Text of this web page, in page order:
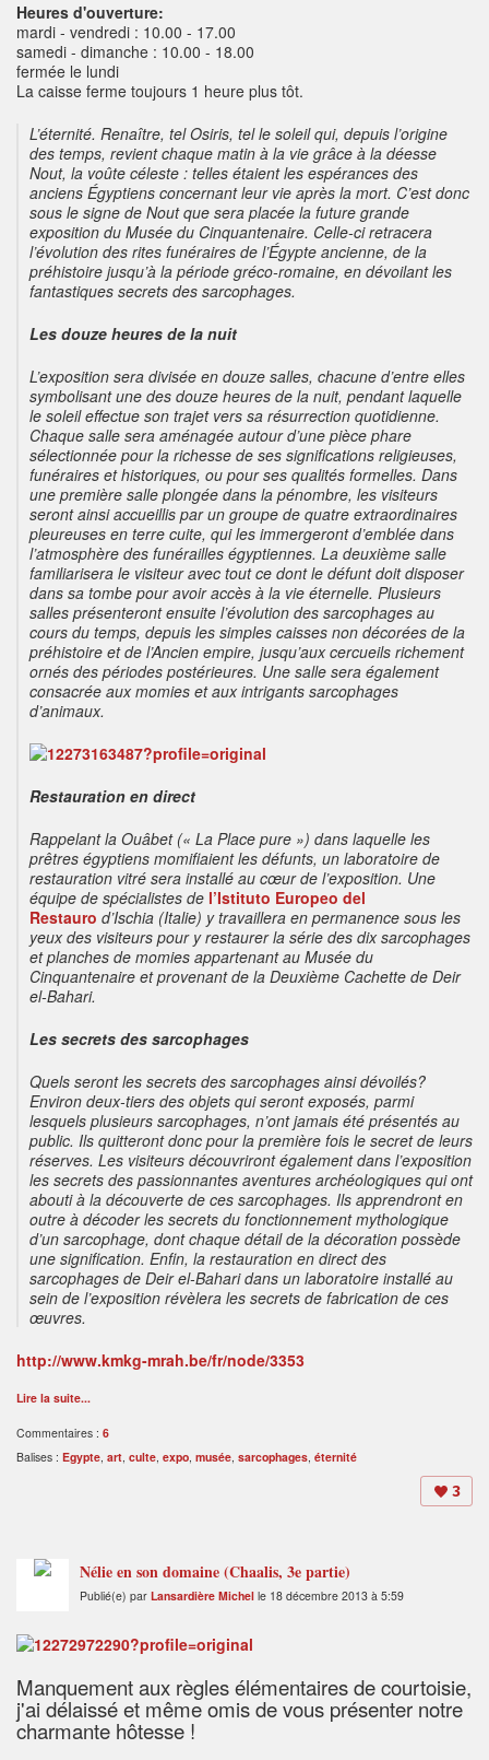
Heures d'ouverture:
mardi - vendredi : 10.00 - 17.00
samedi - dimanche : 10.00 - 18.00
fermée le lundi
La caisse ferme toujours 1 heure plus tôt.
L’éternité. Renaître, tel Osiris, tel le soleil qui, depuis l’origine
des temps, revient chaque matin à la vie grâce à la déesse
Nout, la voûte céleste : telles étaient les espérances des
anciens Égyptiens concernant leur vie après la mort. C’est donc
sous le signe de Nout que sera placée la future grande
exposition du Musée du Cinquantenaire. Celle-ci retracera
l’évolution des rites funéraires de l’Égypte ancienne, de la
préhistoire jusqu’à la période gréco-romaine, en dévoilant les
fantastiques secrets des sarcophages.
Les douze heures de la nuit
L’exposition sera divisée en douze salles, chacune d’entre elles
symbolisant une des douze heures de la nuit, pendant laquelle
le soleil effectue son trajet vers sa résurrection quotidienne.
Chaque salle sera aménagée autour d’une pièce phare
sélectionnée pour la richesse de ses significations religieuses,
funéraires et historiques, ou pour ses qualités formelles. Dans
une première salle plongée dans la pénombre, les visiteurs
seront ainsi accueillis par un groupe de quatre extraordinaires
pleureuses en terre cuite, qui les immergeront d’emblée dans
l’atmosphère des funérailles égyptiennes. La deuxième salle
familiarisera le visiteur avec tout ce dont le défunt doit disposer
dans sa tombe pour avoir accès à la vie éternelle. Plusieurs
salles présenteront ensuite l’évolution des sarcophages au
cours du temps, depuis les simples caisses non décorées de la
préhistoire et de l’Ancien empire, jusqu’aux cercueils richement
ornés des périodes postérieures. Une salle sera également
consacrée aux momies et aux intrigants sarcophages
d’animaux.
Restauration en direct
Rappelant la Ouâbet (« La Place pure ») dans laquelle les
prêtres égyptiens momifiaient les défunts, un laboratoire de
restauration vitré sera installé au cœur de l’exposition. Une
équipe de spécialistes de l’Istituto Europeo del
Restauro d’Ischia (Italie) y travaillera en permanence sous les
yeux des visiteurs pour y restaurer la série des dix sarcophages
et planches de momies appartenant au Musée du
Cinquantenaire et provenant de la Deuxième Cachette de Deir
el-Bahari.
Les secrets des sarcophages
Quels seront les secrets des sarcophages ainsi dévoilés?
Environ deux-tiers des objets qui seront exposés, parmi
lesquels plusieurs sarcophages, n’ont jamais été présentés au
public. Ils quitteront donc pour la première fois le secret de leurs
réserves. Les visiteurs découvriront également dans l’exposition
les secrets des passionnantes aventures archéologiques qui ont
abouti à la découverte de ces sarcophages. Ils apprendront en
outre à décoder les secrets du fonctionnement mythologique
d’un sarcophage, dont chaque détail de la décoration possède
une signification. Enfin, la restauration en direct des
sarcophages de Deir el-Bahari dans un laboratoire installé au
sein de l’exposition révèlera les secrets de fabrication de ces
œuvres.
http://www.kmkg-mrah.be/fr/node/3353
Lire la suite...
Commentaires : 6
Balises : Egypte, art, culte, expo, musée, sarcophages, éternité
3
Nélie en son domaine (Chaalis, 3e partie)
Publié(e) par Lansardière Michel le 18 décembre 2013 à 5:59
Manquement aux règles élémentaires de courtoisie,
j'ai délaissé et même omis de vous présenter notre
charmante hôtesse !